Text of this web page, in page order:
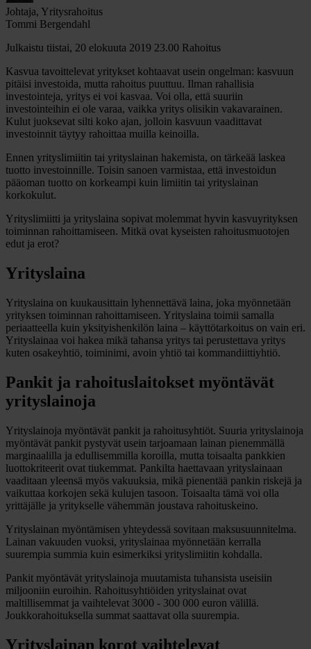
Johtaja, Yritysrahoitus
Tommi Bergendahl
Julkaistu tiistai, 20 elokuuta 2019 23.00 Rahoitus
Kasvua tavoittelevat yritykset kohtaavat usein ongelman: kasvuun
pitäisi investoida, mutta rahoitus puuttuu. Ilman rahallisia
investointeja, yritys ei voi kasvaa. Voi olla, että suuriin
investointeihin ei ole varaa, vaikka yritys olisikin vakavarainen.
Kulut juoksevat silti koko ajan, jolloin kasvuun vaadittavat
investoinnit täytyy rahoittaa muilla keinoilla.
Ennen yrityslimiitin tai yrityslainan hakemista, on tärkeää laskea
tuotto investoinnille. Toisin sanoen varmistaa, että investoidun
pääoman tuotto on korkeampi kuin limiitin tai yrityslainan
korkokulut.
Yrityslimiitti ja yrityslaina sopivat molemmat hyvin kasvuyrityksen
toiminnan rahoittamiseen. Mitkä ovat kyseisten rahoitusmuotojen
edut ja erot?
Yrityslaina
Yrityslaina on kuukausittain lyhennettävä laina, joka myönnetään
yrityksen toiminnan rahoittamiseen. Yrityslaina toimii samalla
periaatteella kuin yksityishenkilön laina – käyttötarkoitus on vain eri.
Yrityslainaa voi hakea mikä tahansa yritys tai perustettava yritys
kuten osakeyhtiö, toiminimi, avoin yhtiö tai kommandiittiyhtiö.
Pankit ja rahoituslaitokset myöntävät
yrityslainoja
Yrityslainoja myöntävät pankit ja rahoitusyhtiöt. Suuria yrityslainoja
myöntävät pankit pystyvät usein tarjoamaan lainan pienemmällä
marginaalilla ja edullisemmilla koroilla, mutta toisaalta pankkien
luottokriteerit ovat tiukemmat. Pankilta haettavaan yrityslainaan
vaaditaan yleensä myös vakuuksia, mikä pienentää pankin riskejä ja
vaikuttaa korkojen sekä kulujen tasoon. Toisaalta tämä voi olla
yrittäjälle ja yritykselle vähemmän joustava rahoituskeino.
Yrityslainan myöntämisen yhteydessä sovitaan maksusuunnitelma.
Lainan vakuuden vuoksi, yrityslainaa myönnetään kerralla
suurempia summia kuin esimerkiksi yrityslimiitin kohdalla.
Pankit myöntävät yrityslainoja muutamista tuhansista useisiin
miljooniin euroihin. Rahoitusyhtiöiden yrityslainat ovat
maltillisemmat ja vaihtelevat 3000 - 300 000 euron välillä.
Joukkorahoituksella summat saattavat olla suurempia.
Yrityslainan korot vaihtelevat